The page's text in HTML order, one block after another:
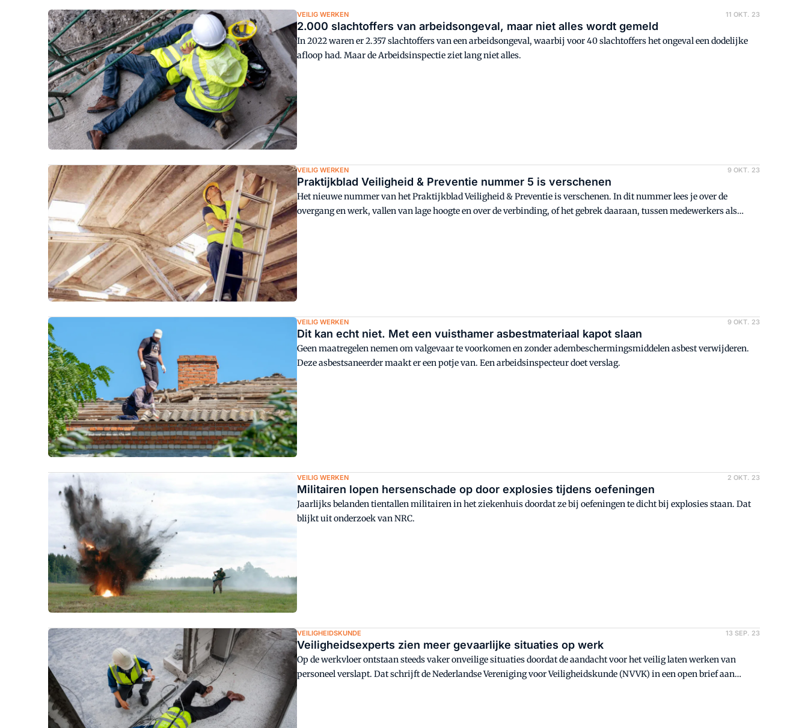
VEILIG WERKEN 11 OKT. 23
2.000 slachtoffers van arbeidsongeval, maar niet alles wordt gemeld
In 2022 waren er 2.357 slachtoffers van een arbeidsongeval, waarbij voor 40 slachtoffers het ongeval een dodelijke
afloop had. Maar de Arbeidsinspectie ziet lang niet alles.
VEILIG WERKEN 9 OKT. 23
Praktijkblad Veiligheid & Preventie nummer 5 is verschenen
Het nieuwe nummer van het Praktijkblad Veiligheid & Preventie is verschenen. In dit nummer lees je over de
overgang en werk, vallen van lage hoogte en over de verbinding, of het gebrek daaraan, tussen medewerkers als
VEILIG WERKEN 9 OKT. 23
Dit kan echt niet. Met een vuisthamer asbestmateriaal kapot slaan
Geen maatregelen nemen om valgevaar te voorkomen en zonder adembeschermingsmiddelen asbest verwijderen.
Deze asbestsaneerder maakt er een potje van. Een arbeidsinspecteur doet verslag.
VEILIG WERKEN 2 OKT. 23
Militairen lopen hersenschade op door explosies tijdens oefeningen
Jaarlijks belanden tientallen militairen in het ziekenhuis doordat ze bij oefeningen te dicht bij explosies staan. Dat
blijkt uit onderzoek van NRC.
VEILIGHEIDSKUNDE 13 SEP. 23
Veiligheidsexperts zien meer gevaarlijke situaties op werk
Op de werkvloer ontstaan steeds vaker onveilige situaties doordat de aandacht voor het veilig laten werken van
personeel verslapt. Dat schrijft de Nederlandse Vereniging voor Veiligheidskunde (NVVK) in een open brief aan